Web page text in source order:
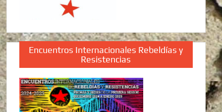
Encuentros Internacionales Rebeldías y
Resistencias